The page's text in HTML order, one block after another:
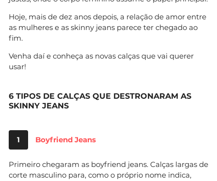
Hoje, mais de dez anos depois, a relação de amor entre
as mulheres e as skinny jeans parece ter chegado ao
fim.
Venha daí e conheça as novas calças que vai querer
usar!
6 TIPOS DE CALÇAS QUE DESTRONARAM AS
SKINNY JEANS
1 Boyfriend Jeans
Primeiro chegaram as boyfriend jeans. Calças largas de
corte masculino para, como o próprio nome indica,